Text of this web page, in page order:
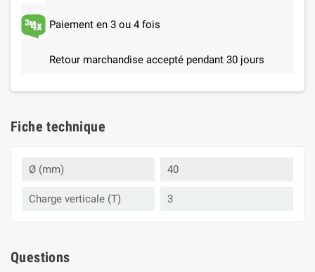
Paiement en 3 ou 4 fois
Retour marchandise accepté pendant 30 jours
Fiche technique
Ø (mm) 40
Charge verticale (T) 3
Questions